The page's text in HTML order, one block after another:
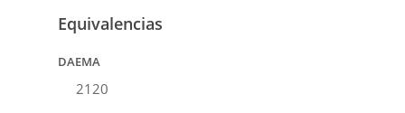
Equivalencias
DAEMA
2120